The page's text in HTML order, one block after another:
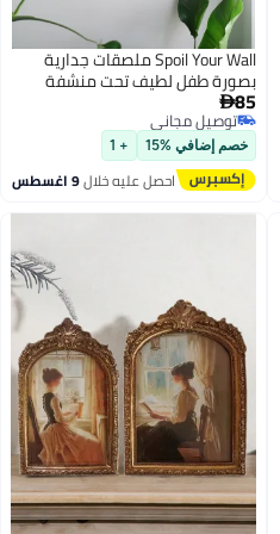
Spoil Your Wall ملصقات جدارية
بصورة طفل لطيف تحت منشفة
وإطار أسود - فنون جدارية لتزيين
من Spoil Your Wall
85
توصيل مجاني
توصيل مجاني
خصم إضافي %15 + 1
احصل عليه خلال9 اغسطس